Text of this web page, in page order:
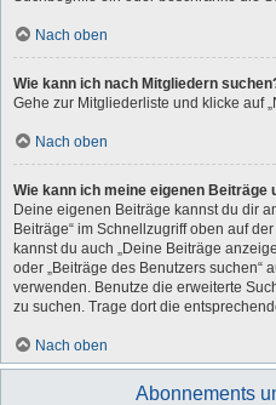
Nach oben
Wie kann ich nach Mitgliedern
Gehe zur Mitgliederliste und klicke auf
Nach oben
Wie kann ich meine eigenen Beiträge
Deine eigenen Beiträge kannst du dir
Beiträge“ im Schnellzugriff oben auf
kannst du auch „Deine Beiträge
oder „Beiträge des Benutzers suchen“
verwenden. Benutze die erweiterte
zu suchen. Trage dort die
Nach oben
Abonnements